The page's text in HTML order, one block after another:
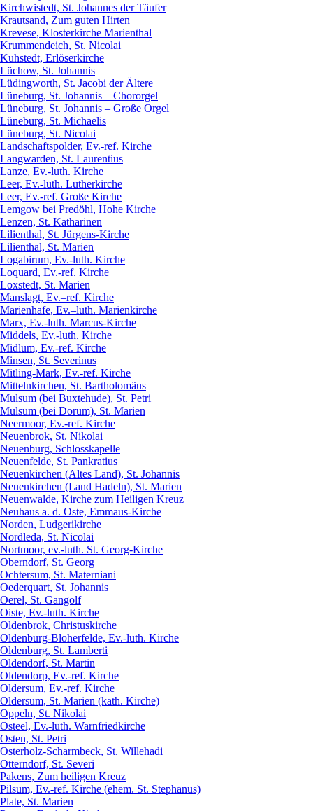
Kirchwistedt, St. Johannes der Täufer
Krautsand, Zum guten Hirten
Krevese, Klosterkirche Marienthal
Krummendeich, St. Nicolai
Kuhstedt, Erlöserkirche
Lüchow, St. Johannis
Lüdingworth, St. Jacobi der Ältere
Lüneburg, St. Johannis – Chororgel
Lüneburg, St. Johannis – Große Orgel
Lüneburg, St. Michaelis
Lüneburg, St. Nicolai
Landschaftspolder, Ev.-ref. Kirche
Langwarden, St. Laurentius
Lanze, Ev.-luth. Kirche
Leer, Ev.-luth. Lutherkirche
Leer, Ev.-ref. Große Kirche
Lemgow bei Predöhl, Hohe Kirche
Lenzen, St. Katharinen
Lilienthal, St. Jürgens-Kirche
Lilienthal, St. Marien
Logabirum, Ev.-luth. Kirche
Loquard, Ev.-ref. Kirche
Loxstedt, St. Marien
Manslagt, Ev.–ref. Kirche
Marienhafe, Ev.–luth. Marienkirche
Marx, Ev.-luth. Marcus-Kirche
Middels, Ev.-luth. Kirche
Midlum, Ev.-ref. Kirche
Minsen, St. Severinus
Mitling-Mark, Ev.-ref. Kirche
Mittelnkirchen, St. Bartholomäus
Mulsum (bei Buxtehude), St. Petri
Mulsum (bei Dorum), St. Marien
Neermoor, Ev.-ref. Kirche
Neuenbrok, St. Nikolai
Neuenburg, Schlosskapelle
Neuenfelde, St. Pankratius
Neuenkirchen (Altes Land), St. Johannis
Neuenkirchen (Land Hadeln), St. Marien
Neuenwalde, Kirche zum Heiligen Kreuz
Neuhaus a. d. Oste, Emmaus-Kirche
Norden, Ludgerikirche
Nordleda, St. Nicolai
Nortmoor, ev.-luth. St. Georg-Kirche
Oberndorf, St. Georg
Ochtersum, St. Materniani
Oederquart, St. Johannis
Oerel, St. Gangolf
Oiste, Ev.-luth. Kirche
Oldenbrok, Christuskirche
Oldenburg-Bloherfelde, Ev.-luth. Kirche
Oldenburg, St. Lamberti
Oldendorf, St. Martin
Oldendorp, Ev.-ref. Kirche
Oldersum, Ev.-ref. Kirche
Oldersum, St. Marien (kath. Kirche)
Oppeln, St. Nikolai
Osteel, Ev.-luth. Warnfriedkirche
Osten, St. Petri
Osterholz-Scharmbeck, St. Willehadi
Otterndorf, St. Severi
Pakens, Zum heiligen Kreuz
Pilsum, Ev.-ref. Kirche (ehem. St. Stephanus)
Plate, St. Marien